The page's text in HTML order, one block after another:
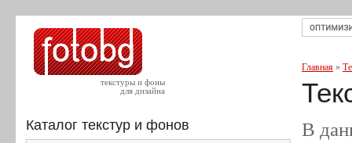
текстуры и фоны
для дизайна
Каталог текстур и фонов
Главная »
В